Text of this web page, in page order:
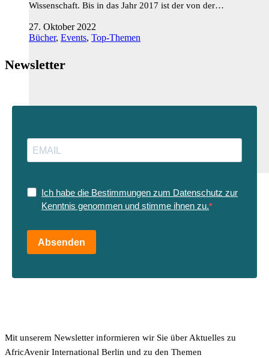
Wissenschaft. Bis in das Jahr 2017 ist der von der…
27. Oktober 2022
Bücher, Events, Top-Themen
Newsletter
Ich habe die Bestimmungen zum Datenschutz zur
Kenntnis genommen und stimme ihnen zu.
Absenden
Mit unserem Newsletter informieren wir Sie über Aktuelles zu
AfricAvenir International Berlin und zu den Themen